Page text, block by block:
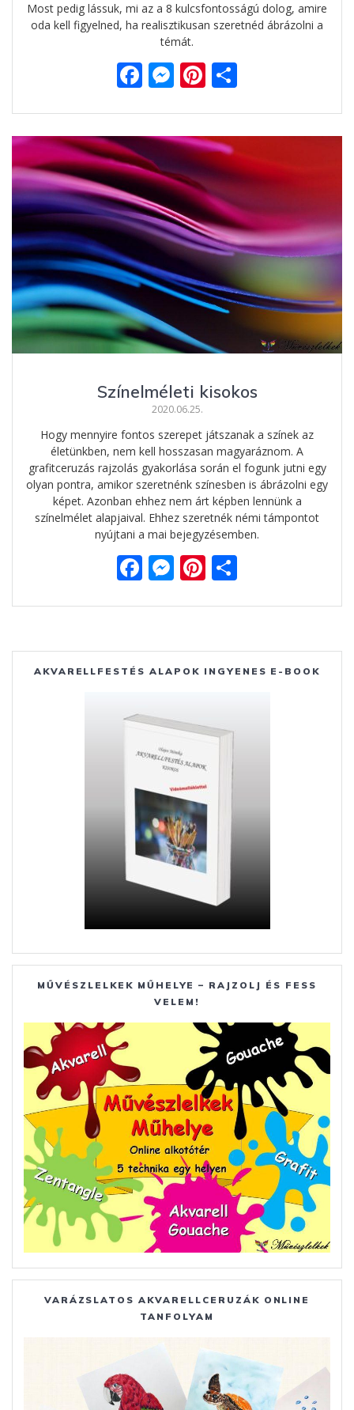
Most pedig lássuk, mi az a 8 kulcsfontosságú dolog, amire
oda kell figyelned, ha realisztikusan szeretnéd ábrázolni a
témát.
F
e
b
o
o
k
M
ss
e
n
g
er
Pi
er
e
st
za
m
e
g
Színelméleti kisokos
2020.06.25.
Hogy mennyire fontos szerepet játszanak a színek az
életünkben, nem kell hosszasan magyaráznom. A
grafitceruzás rajzolás gyakorlása során el fogunk jutni egy
olyan pontra, amikor szeretnénk színesben is ábrázolni egy
képet. Azonban ehhez nem árt képben lennünk a
színelmélet alapjaival. Ehhez szeretnék némi támpontot
nyújtani a mai bejegyzésemben.
F
e
b
o
k
M
ss
e
n
er
Pi
er
e
st
za
m
e
AKVARELLFESTÉS ALAPOK INGYENES E-BOOK
MŰVÉSZLELKEK MŰHELYE – RAJZOLJ ÉS FESS
VELEM!
VARÁZSLATOS AKVARELLCERUZÁK ONLINE
TANFOLYAM